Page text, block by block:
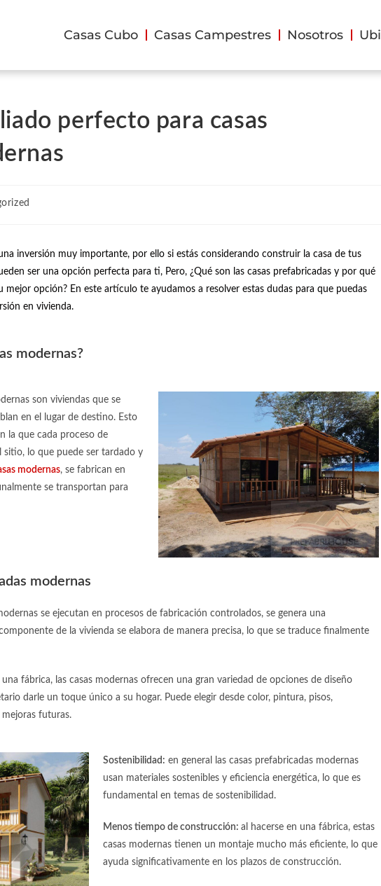
Casas Cubo Casas Campestres Nosotros
perfecto para casas
inversión muy importante, por ello si estás considerando construir la casa de tus
ser una opción perfecta para ti, Pero, ¿Qué son las casas prefabricadas y por qué
mejor opción? En este artículo te ayudamos a resolver estas dudas para que puedas
en vivienda.
modernas?
son viviendas que se
en el lugar de destino. Esto
la que cada proceso de
sitio, lo que puede ser tardado y
modernas, se fabrican en
se transportan para
modernas
se ejecutan en procesos de fabricación controlados, se genera una
de la vivienda se elabora de manera precisa, lo que se traduce finalmente
fábrica, las casas modernas ofrecen una gran variedad de opciones de diseño
darle un toque único a su hogar. Puede elegir desde color, pintura, pisos,
futuras.
Sostenibilidad: en general lascasas prefabricadas modernas
usan materiales sostenibles y eficiencia energética, lo que es
fundamental en temas de sostenibilidad.
Menos tiempo de construcción: al hacerse en una fábrica, estas
casas modernas tienen un montaje mucho más eficiente, lo que
ayuda significativamente en los plazos de construcción.